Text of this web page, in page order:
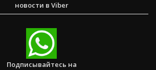
Обучаем. Помогите нам
000
новости в Viber
Подписывайтесь на